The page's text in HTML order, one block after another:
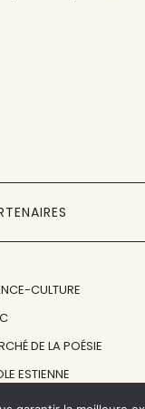
CULTURE
DE LA POÉSIE
ESTIENNE